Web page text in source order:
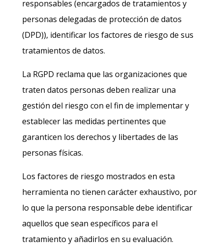
responsables (encargados de tratamientos y
personas delegadas de protección de datos
(DPD)), identificar los factores de riesgo de sus
tratamientos de datos.
La RGPD reclama que las organizaciones que
traten datos personas deben realizar una
gestión del riesgo con el fin de implementar y
establecer las medidas pertinentes que
garanticen los derechos y libertades de las
personas físicas.
Los factores de riesgo mostrados en esta
herramienta no tienen carácter exhaustivo, por
lo que la persona responsable debe identificar
aquellos que sean específicos para el
tratamiento y añadirlos en su evaluación.